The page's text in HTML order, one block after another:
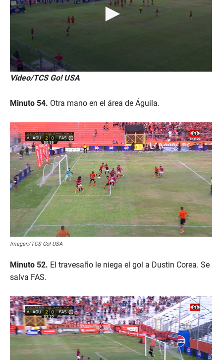
0
s
c
o
d
s
o
f
1
m
n
u
t
,
1
8
s
e
n
d
s
Video/TCS Go! USA
Minuto 54. Otra mano en el área de Águila.
Imagen/TCS Go! USA
Minuto 52. El travesaño le niega el gol a Dustin Corea. Se
salva FAS.